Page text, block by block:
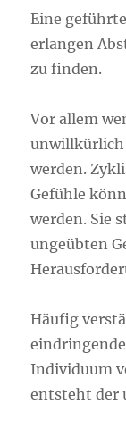
Eine
erlangen
zu finden.
Vor allem
unwillkürlich
werden.
Gefühle
werden. Sie
ungeübten
Häufig
Individuum
entsteht der